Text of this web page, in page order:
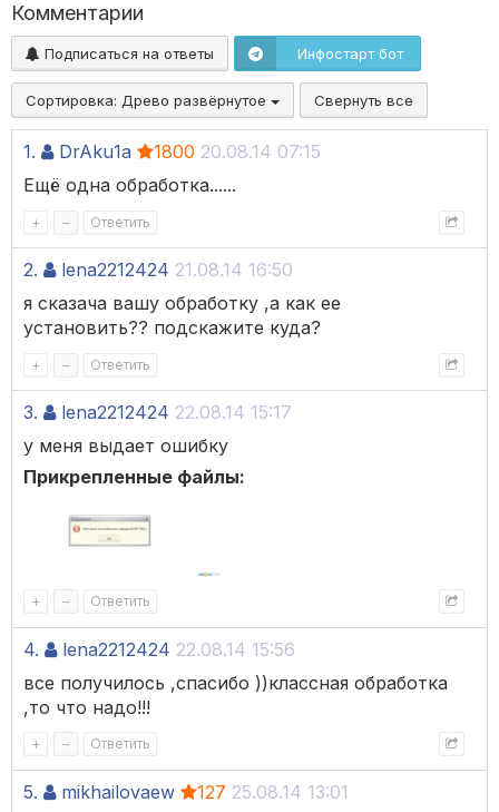
Комментарии
Подписаться на ответы Инфостарт бот
Сортировка: Древо развёрнутое Свернуть все
1. DrAku1a 1800 20.08.14 07:15
Ещё одна обработка......
+ – Ответить
2. lena2212424 21.08.14 16:50
я сказача вашу обработку ,а как ее
установить?? подскажите куда?
+ – Ответить
3. lena2212424 22.08.14 15:17
у меня выдает ошибку
Прикрепленные файлы:
+ – Ответить
4. lena2212424 22.08.14 15:56
все получилось ,спасибо ))классная обработка
,то что надо!!!
+ – Ответить
5. mikhailovaew 127 25.08.14 13:01